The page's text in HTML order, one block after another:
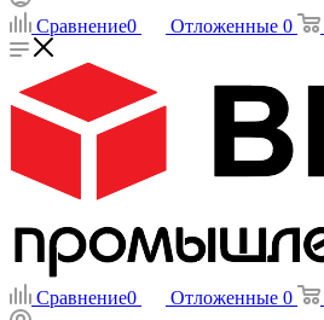
Сравнение0 Отложенные 0
Сравнение0 Отложенные 0